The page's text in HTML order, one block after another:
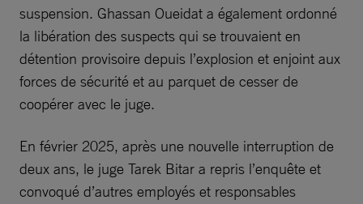
suspension. Ghassan Oueidat a également ordonné
la libération des suspects qui se trouvaient en
détention provisoire depuis l’explosion et enjoint aux
forces de sécurité et au parquet de cesser de
coopérer avec le juge.
En février 2025, après une nouvelle interruption de
deux ans, le juge Tarek Bitar a repris l’enquête et
convoqué d’autres employés et responsables